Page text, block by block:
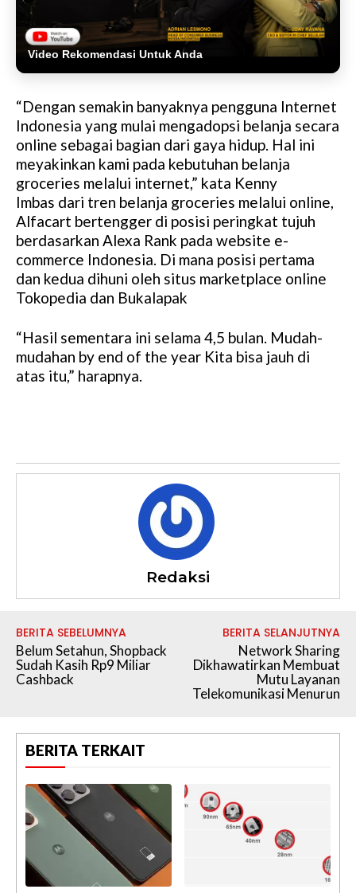
Video Rekomendasi Untuk Anda
“Dengan semakin banyaknya pengguna Internet
Indonesia yang mulai mengadopsi belanja secara
online sebagai bagian dari gaya hidup. Hal ini
meyakinkan kami pada kebutuhan belanja
groceries melalui internet,” kata Kenny
Imbas dari tren belanja groceries melalui online,
Alfacart bertengger di posisi peringkat tujuh
berdasarkan Alexa Rank pada website e-
commerce Indonesia. Di mana posisi pertama
dan kedua dihuni oleh situs marketplace online
Tokopedia dan Bukalapak
“Hasil sementara ini selama 4,5 bulan. Mudah-
mudahan by end of the year Kita bisa jauh di
atas itu,” harapnya.
Redaksi
BERITA SEBELUMNYA
Belum Setahun, Shopback
Sudah Kasih Rp9 Miliar
Cashback
BERITA SELANJUTNYA
Network Sharing
Dikhawatirkan Membuat
Mutu Layanan
Telekomunikasi Menurun
BERITA TERKAIT